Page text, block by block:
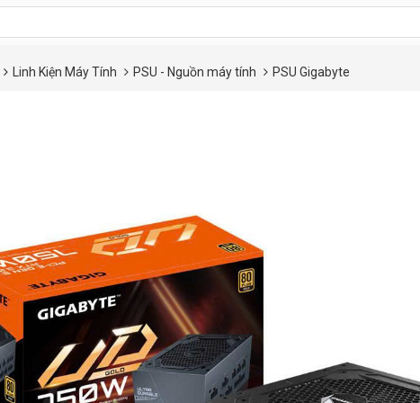
Linh Kiện Máy Tính PSU - Nguồn máy tính PSU Gigabyte